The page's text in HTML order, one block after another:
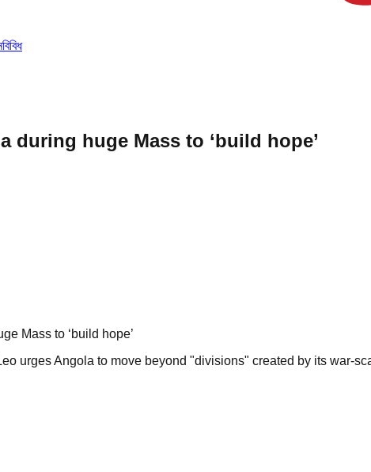
বিবিধ
during huge Mass to ‘build hope’
urges Angola to move beyond "divisions" created by its war-